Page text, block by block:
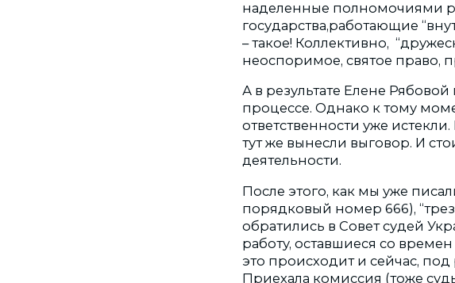
наделенные полномочиями
государства,работающие
– такое! Коллективно,
неоспоримое, святое право,
А в результате Елене
процессе. Однако к тому
ответственности уже
тут же вынесли выговор. И
деятельности.
После этого, как мы уже
порядковый номер 666),
обратились в Совет судей
работу, оставшиеся со
это происходит и сейчас,
Приехала комиссия (тоже